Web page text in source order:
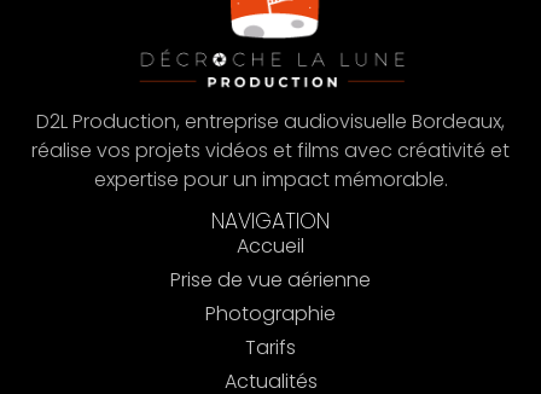
D2L Production, entreprise audiovisuelle Bordeaux,
réalise vos projets vidéos et films avec créativité et
expertise pour un impact mémorable.
NAVIGATION
Accueil
Prise de vue aérienne
Photographie
Tarifs
Actualités